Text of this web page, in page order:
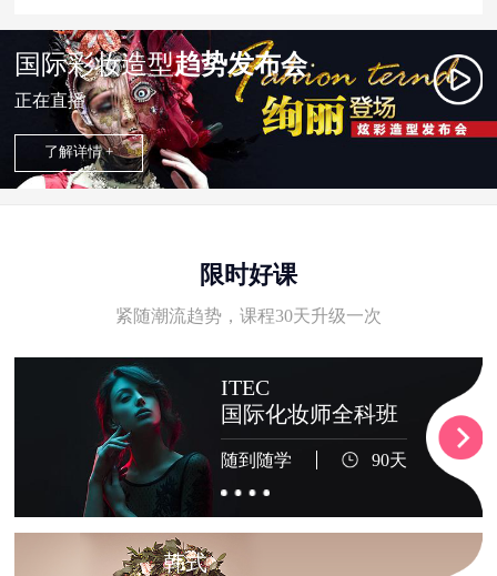
国际彩妆造型趋势发布会
正在直播
了解详情 +
限时好课
紧随潮流趋势，课程30天升级一次
ITEC
国际化妆师全科班
随到随学 90天
韩式